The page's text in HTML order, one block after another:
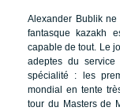
Alexander Bublik
fantasque kazakh
capable de tout. Le
adeptes du
spécialité : les
mondial en tente
tour du Masters de